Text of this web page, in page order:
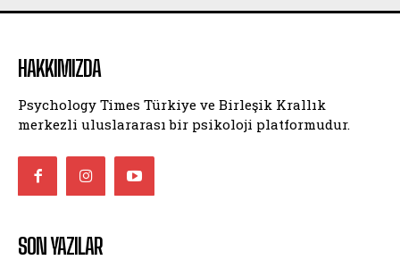
HAKKIMIZDA
Psychology Times Türkiye ve Birleşik Krallık
merkezli uluslararası bir psikoloji platformudur.
SON YAZILAR